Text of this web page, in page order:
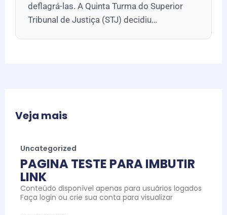
deflagrá-las. A Quinta Turma do Superior
Tribunal de Justiça (STJ) decidiu…
Veja mais
Uncategorized
PAGINA TESTE PARA IMBUTIR
LINK
Conteúdo disponível apenas para usuários logados
Faça login ou crie sua conta para visualizar